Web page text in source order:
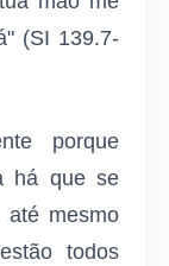
(SI 139.7-
porque
há que se
até mesmo
todos